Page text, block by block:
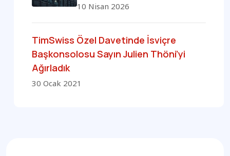
10 Nisan 2026
TimSwiss Özel Davetinde İsviçre
Başkonsolosu Sayın Julien Thöni’yi
Ağırladık
30 Ocak 2021